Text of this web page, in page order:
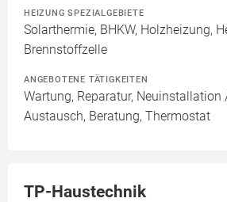
HEIZUNG SPEZIALGEBIETE
Solarthermie, BHKW, Holzheizung,
Brennstoffzelle
ANGEBOTENE TÄTIGKEITEN
Wartung, Reparatur, Neuinstallation
Austausch, Beratung, Thermostat
TP-Haustechnik